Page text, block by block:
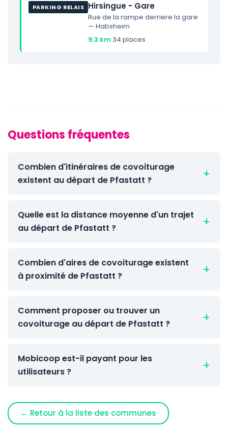
PARKING RELAIS Hirsingue - Gare
Rue de la rampe derriere la gare
— Habsheim
9.3 km·34 places
Questions fréquentes
Combien d'itinéraires de covoiturage
existent au départ de Pfastatt ?
Quelle est la distance moyenne d'un trajet
au départ de Pfastatt ?
Combien d'aires de covoiturage existent
à proximité de Pfastatt ?
Comment proposer ou trouver un
covoiturage au départ de Pfastatt ?
Mobicoop est-il payant pour les
utilisateurs ?
← Retour à la liste des communes